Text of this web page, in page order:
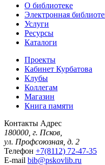
О библиотеке
Электронная
Услуги
Ресурсы
Каталоги
Проекты
Кабинет Курбатова
Клубы
Коллегам
Магазин
Книга памяти
Контакты Адрес
180000, г. Псков,
ул. Профсоюзная, д. 2
Телефон +7(8112) 72-47-35
E-mail bib@pskovlib.ru